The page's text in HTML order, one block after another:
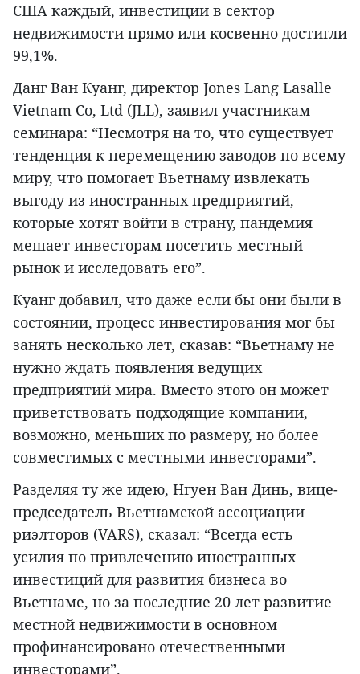
США каждый, инвестиции в сектор
недвижимости прямо или косвенно достигли
99,1%.
Данг Ван Куанг, директор Jones Lang Lasalle
Vietnam Co, Ltd (JLL), заявил участникам
семинара: “Несмотря на то, что существует
тенденция к перемещению заводов по всему
миру, что помогает Вьетнаму извлекать
выгоду из иностранных предприятий,
которые хотят войти в страну, пандемия
мешает инвесторам посетить местный
рынок и исследовать его”.
Куанг добавил, что даже если бы они были в
состоянии, процесс инвестирования мог бы
занять несколько лет, сказав: “Вьетнаму не
нужно ждать появления ведущих
предприятий мира. Вместо этого он может
приветствовать подходящие компании,
возможно, меньших по размеру, но более
совместимых с местными инвесторами”.
Разделяя ту же идею, Нгуен Ван Динь, вице-
председатель Вьетнамской ассоциации
риэлторов (VARS), сказал: “Всегда есть
усилия по привлечению иностранных
инвестиций для развития бизнеса во
Вьетнаме, но за последние 20 лет развитие
местной недвижимости в основном
профинансировано отечественными
инвесторами”.